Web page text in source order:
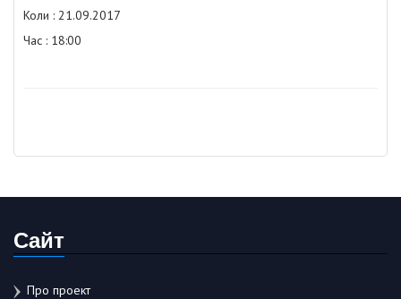
Коли : 21.09.2017
Час : 18:00
Сайт
Про проект